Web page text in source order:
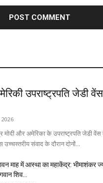
उपराष्ट्रपति जेडी
मोदी और अमेरिका के उपराष्ट्रपति जेडी
उच्चस्तरीय संवाद के दौरान दोनों...
माह में आस्था का महाकेंद्र: भीमाशंकर
शिव...